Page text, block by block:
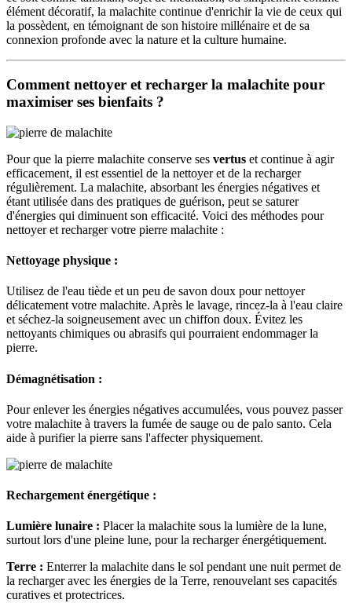
élément décoratif, la malachite continue d'enrichir la vie de ceux qui
la possèdent, en témoignant de son histoire millénaire et de sa
connexion profonde avec la nature et la culture humaine.
Comment nettoyer et recharger la malachite pour
maximiser ses bienfaits ?
Pour que la pierre malachite conserve ses vertus et continue à agir
efficacement, il est essentiel de la nettoyer et de la recharger
régulièrement. La malachite, absorbant les énergies négatives et
étant utilisée dans des pratiques de guérison, peut se saturer
d'énergies qui diminuent son efficacité. Voici des méthodes pour
nettoyer et recharger votre pierre malachite :
Nettoyage physique :
Utilisez de l'eau tiède et un peu de savon doux pour nettoyer
délicatement votre malachite. Après le lavage, rincez-la à l'eau claire
et séchez-la soigneusement avec un chiffon doux. Évitez les
nettoyants chimiques ou abrasifs qui pourraient endommager la
pierre.
Démagnétisation :
Pour enlever les énergies négatives accumulées, vous pouvez passer
votre malachite à travers la fumée de sauge ou de palo santo. Cela
aide à purifier la pierre sans l'affecter physiquement.
Rechargement énergétique :
Lumière lunaire : Placer la malachite sous la lumière de la lune,
surtout lors d'une pleine lune, pour la recharger énergétiquement.
Terre : Enterrer la malachite dans le sol pendant une nuit permet de
la recharger avec les énergies de la Terre, renouvelant ses capacités
curatives et protectrices.